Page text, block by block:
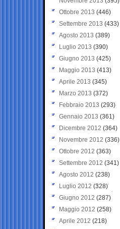
Ottobre 2013 (446)
Settembre 2013 (433)
Agosto 2013 (389)
Luglio 2013 (390)
Giugno 2013 (425)
Maggio 2013 (413)
Aprile 2013 (345)
Marzo 2013 (372)
Febbraio 2013 (293)
Gennaio 2013 (361)
Dicembre 2012 (364)
Novembre 2012 (336)
Ottobre 2012 (363)
Settembre 2012 (341)
Agosto 2012 (238)
Luglio 2012 (328)
Giugno 2012 (287)
Maggio 2012 (258)
Aprile 2012 (218)